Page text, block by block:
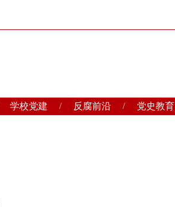
学校党建 / 反腐前沿 / 党史教育